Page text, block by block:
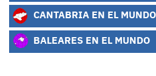
CANTABRIA EN EL MUNDO
BALEARES EN EL MUNDO